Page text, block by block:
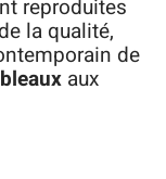
reproduites
la qualité,
de
aux